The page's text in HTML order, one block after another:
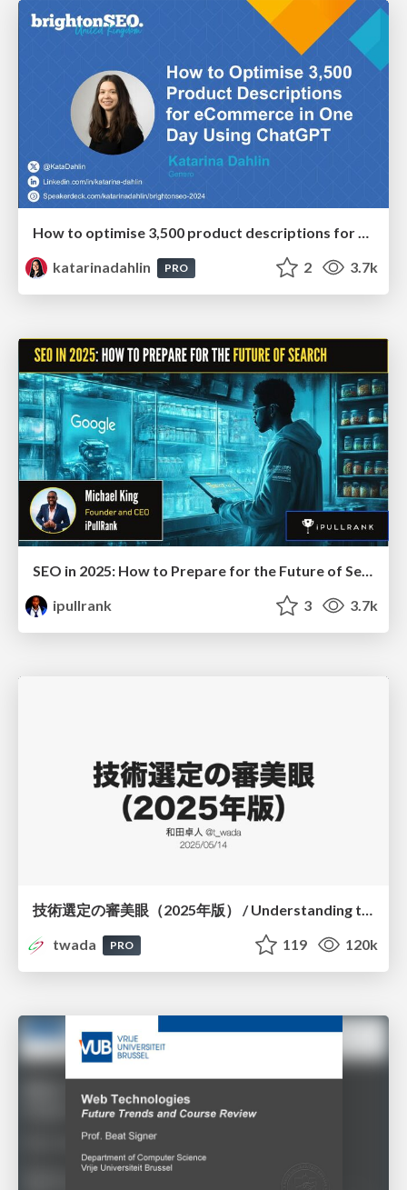
How to optimise 3,500 product descriptions for ecommerce in one day using ChatGPT
katarinadahlin
PRO 2 3.7k
SEO in 2025: How to Prepare for the Future of Search
ipullrank
3 3.7k
技術選定の審美眼（2025年版） / Understanding the Spiral of Technologies 2025 edition
twada
PRO 119 120k